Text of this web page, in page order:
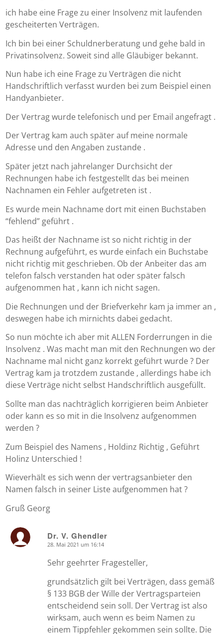
ich habe eine Frage zu einer Insolvenz mit laufenden
gescheiterten Verträgen.
Ich bin bei einer Schuldnerberatung und gehe bald in
Privatinsolvenz. Soweit sind alle Gläubiger bekannt.
Nun habe ich eine Frage zu Verträgen die nicht
Handschriftlich verfasst wurden bei zum Beispiel einen
Handyanbieter.
Der Vertrag wurde telefonisch und per Email angefragt .
Der Vertrag kam auch später auf meine normale
Adresse und den Angaben zustande .
Später jetzt nach jahrelanger Durchsicht der
Rechnungen habe ich festgestellt das bei meinen
Nachnamen ein Fehler aufgetreten ist .
Es wurde mein Nachname dort mit einen Buchstaben
“fehlend” geführt .
Das heißt der Nachname ist so nicht richtig in der
Rechnung aufgeführt, es wurde einfach ein Buchstabe
nicht richtig mit geschrieben. Ob der Anbeiter das am
telefon falsch verstanden hat oder später falsch
aufgenommen hat , kann ich nicht sagen.
Die Rechnungen und der Briefverkehr kam ja immer an ,
deswegen habe ich mirnichts dabei gedacht.
So nun möchte ich aber mit ALLEN Forderrungen in die
Insolvenz . Was macht man mit den Rechnungen wo der
Nachname mal nicht ganz korrekt geführt wurde ? Der
Vertrag kam ja trotzdem zustande , allerdings habe ich
diese Verträge nicht selbst Handschriftlich ausgefüllt.
Sollte man das nachträglich korrigieren beim Anbieter
oder kann es so mit in die Insolvenz aufgenommen
werden ?
Zum Beispiel des Namens , Holdinz Richtig , Geführt
Holinz Unterschied !
Wieverhält es sich wenn der vertragsanbieter den
Namen falsch in seiner Liste aufgenommen hat ?
Gruß Georg
Dr. V. Ghendler
28. Mai 2021 um 16:14
Sehr geehrter Fragesteller,
grundsätzlich gilt bei Verträgen, dass gemäß
§ 133 BGB der Wille der Vertragsparteien
entscheidend sein soll. Der Vertrag ist also
wirksam, auch wenn es beim Namen zu
einem Tippfehler gekommen sein sollte. Die